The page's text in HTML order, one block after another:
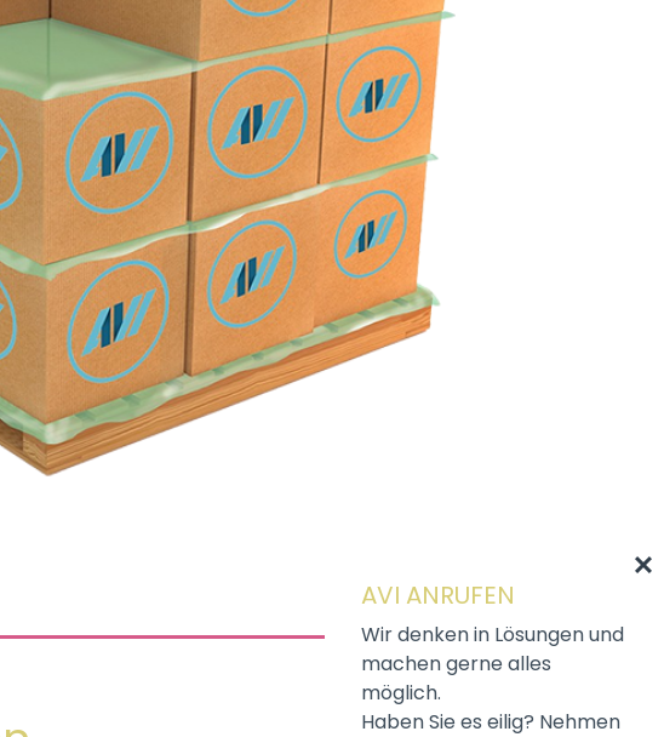
AVI ANRUFEN
Wir denken in Lösungen und
machen gerne alles
möglich.
Haben Sie es eilig? Nehmen